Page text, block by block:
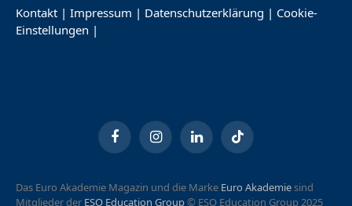
Kontakt | Impressum | Datenschutzerklärung | Cookie-
Einstellungen |
FacebookInstagramLinkedInTikTok
Das Euro Akademie Magazin und die Marke Euro Akademiesind
Mitglieder der ESO Education Group© ESO Education Group 2025